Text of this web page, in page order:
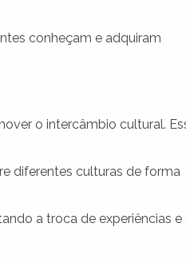
conheçam e adquiram
o intercâmbio cultural.
diferentes culturas de forma
a troca de experiências e